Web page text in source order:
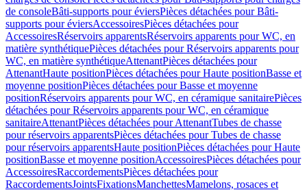
de consoleBâti-supports pour éviersPièces détachées pour Bâti-
supports pour éviersAccessoiresPièces détachées pour
AccessoiresRéservoirs apparentsRéservoirs apparents pour WC, en
matière synthétiquePièces détachées pour Réservoirs apparents pour
WC, en matière synthétiqueAttenantPièces détachées pour
AttenantHaute positionPièces détachées pour Haute positionBasse et
moyenne positionPièces détachées pour Basse et moyenne
positionRéservoirs apparents pour WC, en céramique sanitairePièces
détachées pour Réservoirs apparents pour WC, en céramique
sanitaireAttenantPièces détachées pour AttenantTubes de chasse
pour réservoirs apparentsPièces détachées pour Tubes de chasse
pour réservoirs apparentsHaute positionPièces détachées pour Haute
positionBasse et moyenne positionAccessoiresPièces détachées pour
AccessoiresRaccordementsPièces détachées pour
RaccordementsJointsFixationsManchettesMamelons, rosaces et